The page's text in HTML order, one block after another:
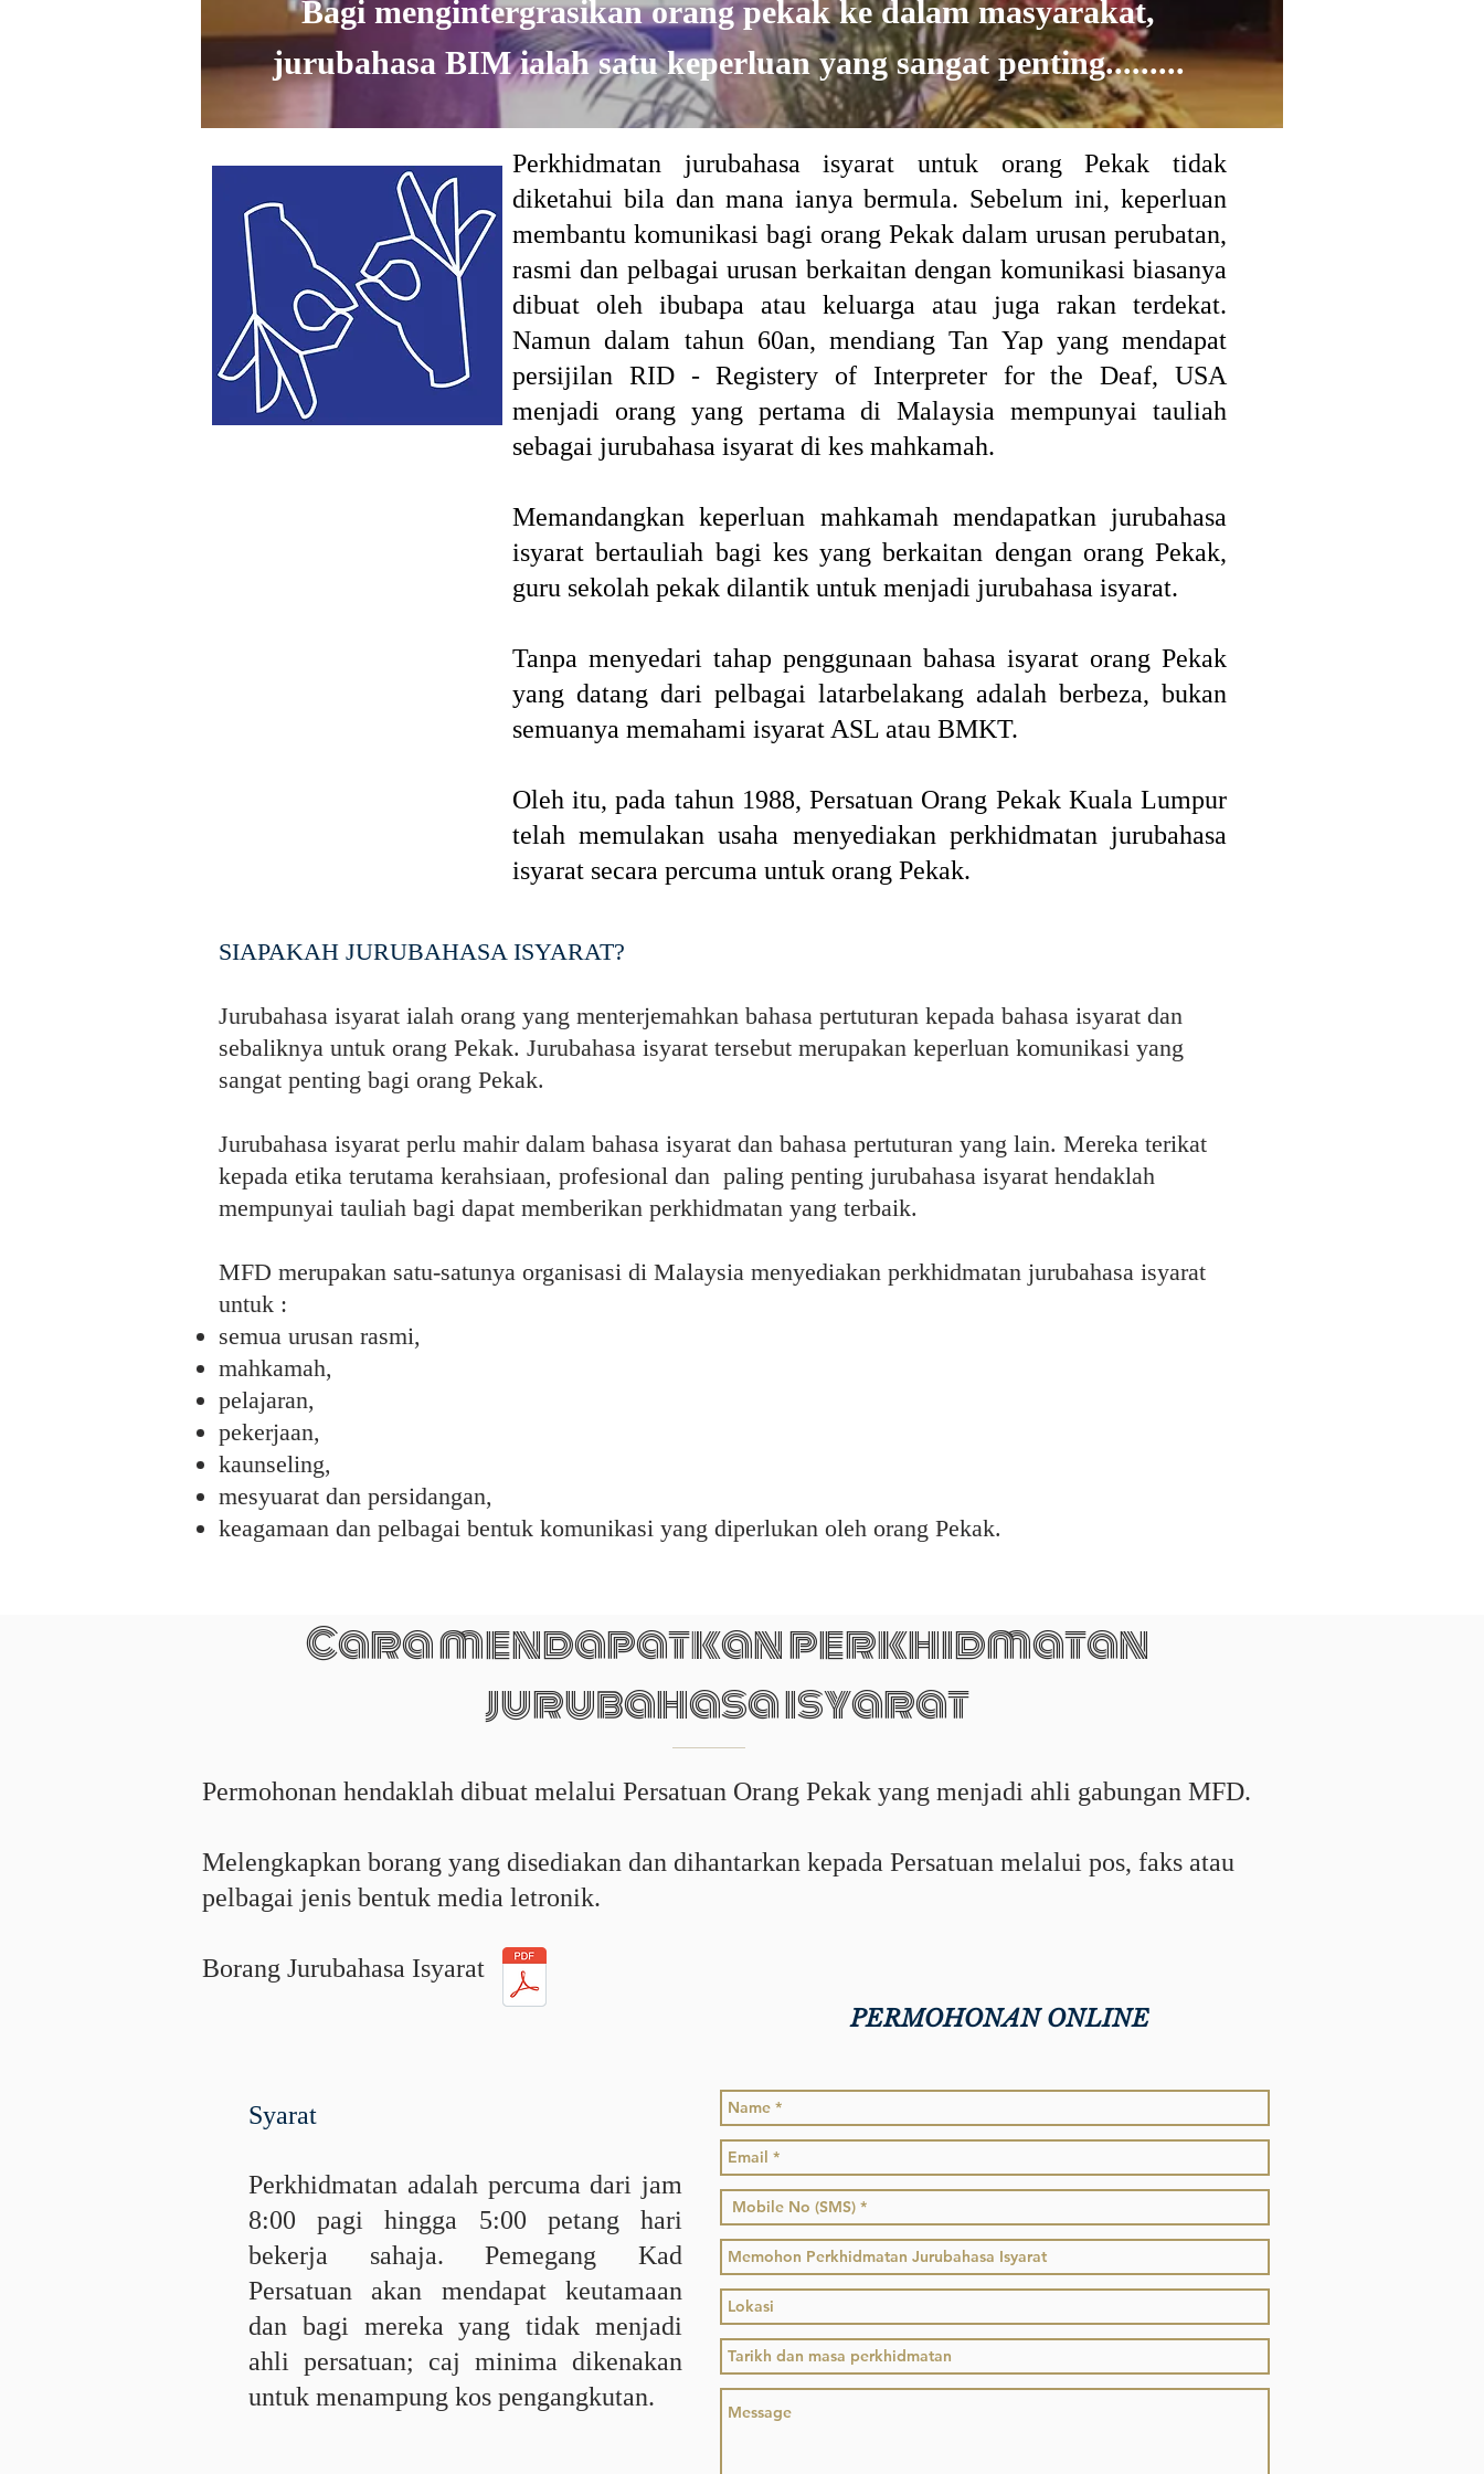
Bagi mengintergrasikan orang pekak ke dalam masyarakat,
jurubahasa BIM ialah satu keperluan yang sangat penting.........
Perkhidmatan jurubahasa isyarat untuk orang Pekak tidak
diketahui bila dan mana ianya bermula. Sebelum ini, keperluan
membantu komunikasi bagi orang Pekak dalam urusan perubatan,
rasmi dan pelbagai urusan berkaitan dengan komunikasi biasanya
dibuat oleh ibubapa atau keluarga atau juga rakan terdekat.
Namun dalam tahun 60an, mendiang Tan Yap yang mendapat
persijilan RID - Registery of Interpreter for the Deaf, USA
menjadi orang yang pertama di Malaysia mempunyai tauliah
sebagai jurubahasa isyarat di kes mahkamah.
Memandangkan keperluan mahkamah mendapatkan jurubahasa
isyarat bertauliah bagi kes yang berkaitan dengan orang Pekak,
guru sekolah pekak dilantik untuk menjadi jurubahasa isyarat.
Tanpa menyedari tahap penggunaan bahasa isyarat orang Pekak
yang datang dari pelbagai latarbelakang adalah berbeza, bukan
semuanya memahami isyarat ASL atau BMKT.
Oleh itu, pada tahun 1988, Persatuan Orang Pekak Kuala Lumpur
telah memulakan usaha menyediakan perkhidmatan jurubahasa
isyarat secara percuma untuk orang Pekak.
SIAPAKAH JURUBAHASA ISYARAT?
Jurubahasa isyarat ialah orang yang menterjemahkan bahasa pertuturan kepada bahasa isyarat dan
sebaliknya untuk orang Pekak. Jurubahasa isyarat tersebut merupakan keperluan komunikasi yang
sangat penting bagi orang Pekak.
Jurubahasa isyarat perlu mahir dalam bahasa isyarat dan bahasa pertuturan yang lain. Mereka terikat
kepada etika terutama kerahsiaan, profesional dan paling penting jurubahasa isyarat hendaklah
mempunyai tauliah bagi dapat memberikan perkhidmatan yang terbaik.
MFD merupakan satu-satunya organisasi di Malaysia menyediakan perkhidmatan jurubahasa isyarat
untuk :
semua urusan rasmi,
mahkamah,
pelajaran,
pekerjaan,
kaunseling,
mesyuarat dan persidangan,
keagamaan dan pelbagai bentuk komunikasi yang diperlukan oleh orang Pekak.
Cara mendapatkan perkhidmatan
jurubahasa isyarat
Permohonan hendaklah dibuat melalui Persatuan Orang Pekak yang menjadi ahli gabungan MFD.
Melengkapkan borang yang disediakan dan dihantarkan kepada Persatuan melalui pos, faks atau
pelbagai jenis bentuk media letronik.
Borang Jurubahasa Isyarat
PERMOHONAN ONLINE
Syarat
Perkhidmatan adalah percuma dari jam
8:00 pagi hingga 5:00 petang hari
bekerja sahaja. Pemegang Kad
Persatuan akan mendapat keutamaan
dan bagi mereka yang tidak menjadi
ahli persatuan; caj minima dikenakan
untuk menampung kos pengangkutan.